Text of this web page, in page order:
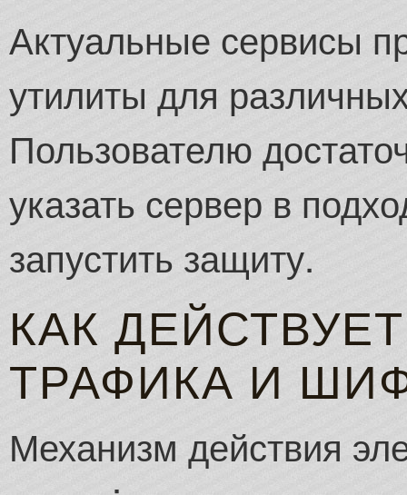
Актуальные сервисы
утилиты для
Пользователю
указать сервер в
запустить защиту.
КАК
ТРАФИКА И
Механизм действия